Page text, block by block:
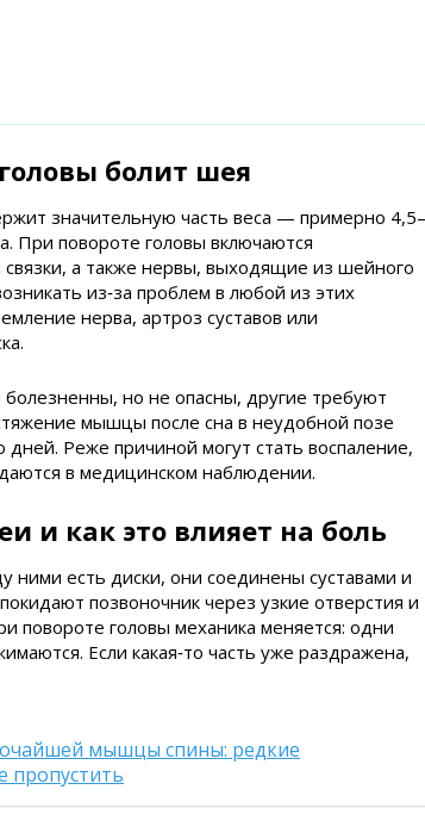
болит шея
значительную часть веса — примерно 4,5–
При повороте головы включаются
а также нервы, выходящие из шейного
из‑за проблем в любой из этих
нерва, артроз суставов или
но не опасны, другие требуют
мышцы после сна в неудобной позе
Реже причиной могут стать воспаление,
в медицинском наблюдении.
и как это влияет на боль
есть диски, они соединены суставами и
позвоночник через узкие отверстия и
повороте головы механика меняется: одни
Если какая‑то часть уже раздражена,
мышцы спины: редкие
пропустить